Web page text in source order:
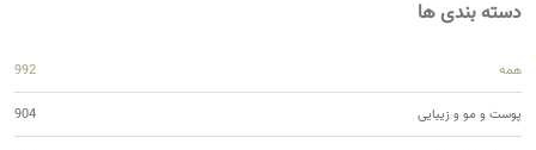
دسته بندی ها
همه 992
پوست و مو و زیبایی 904